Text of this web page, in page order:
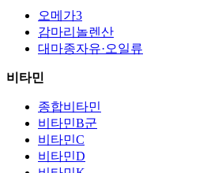
오메가3
감마리놀렌산
대마종자유·오일류
비타민
종합비타민
비타민B군
비타민C
비타민D